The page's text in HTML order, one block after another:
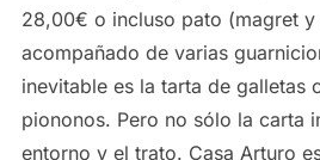
28,00€ o incluso pato (magret
acompañado de varias
inevitable es la tarta de galletas
piononos. Pero no sólo la carta
entorno y el trato. Casa Arturo